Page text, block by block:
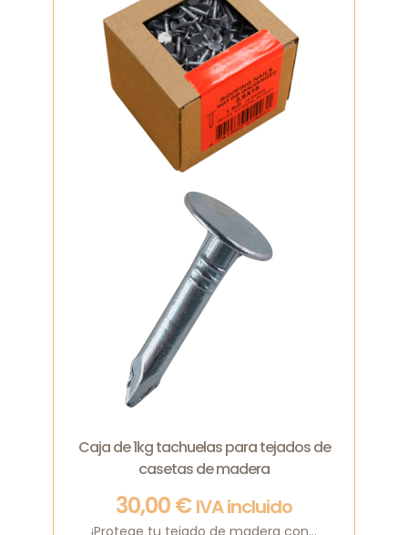
Caja de 1kg tachuelas para tejados de
casetas de madera
30,00€ IVA incluido
¡Protege tu tejado de madera con...